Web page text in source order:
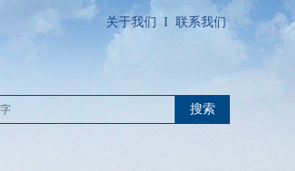
关于我们 I 联系我们
搜索